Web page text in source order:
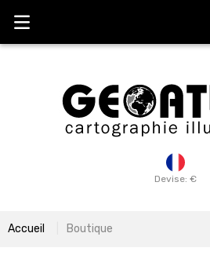
Devise: €
Accueil Boutique